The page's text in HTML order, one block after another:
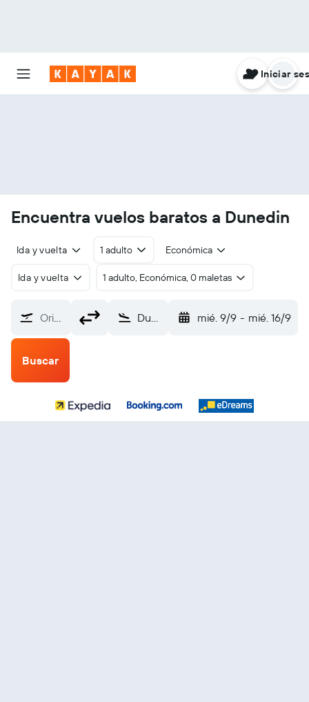
Iniciar
Encuentra vuelos baratos a Dunedin
Ida y vuelta 1 adulto Económica
Ida y vuelta 1 adulto, Económica, 0 maletas
Origen Dunedin (DUD) mié. 9/9 - mié. 16/9
Buscar